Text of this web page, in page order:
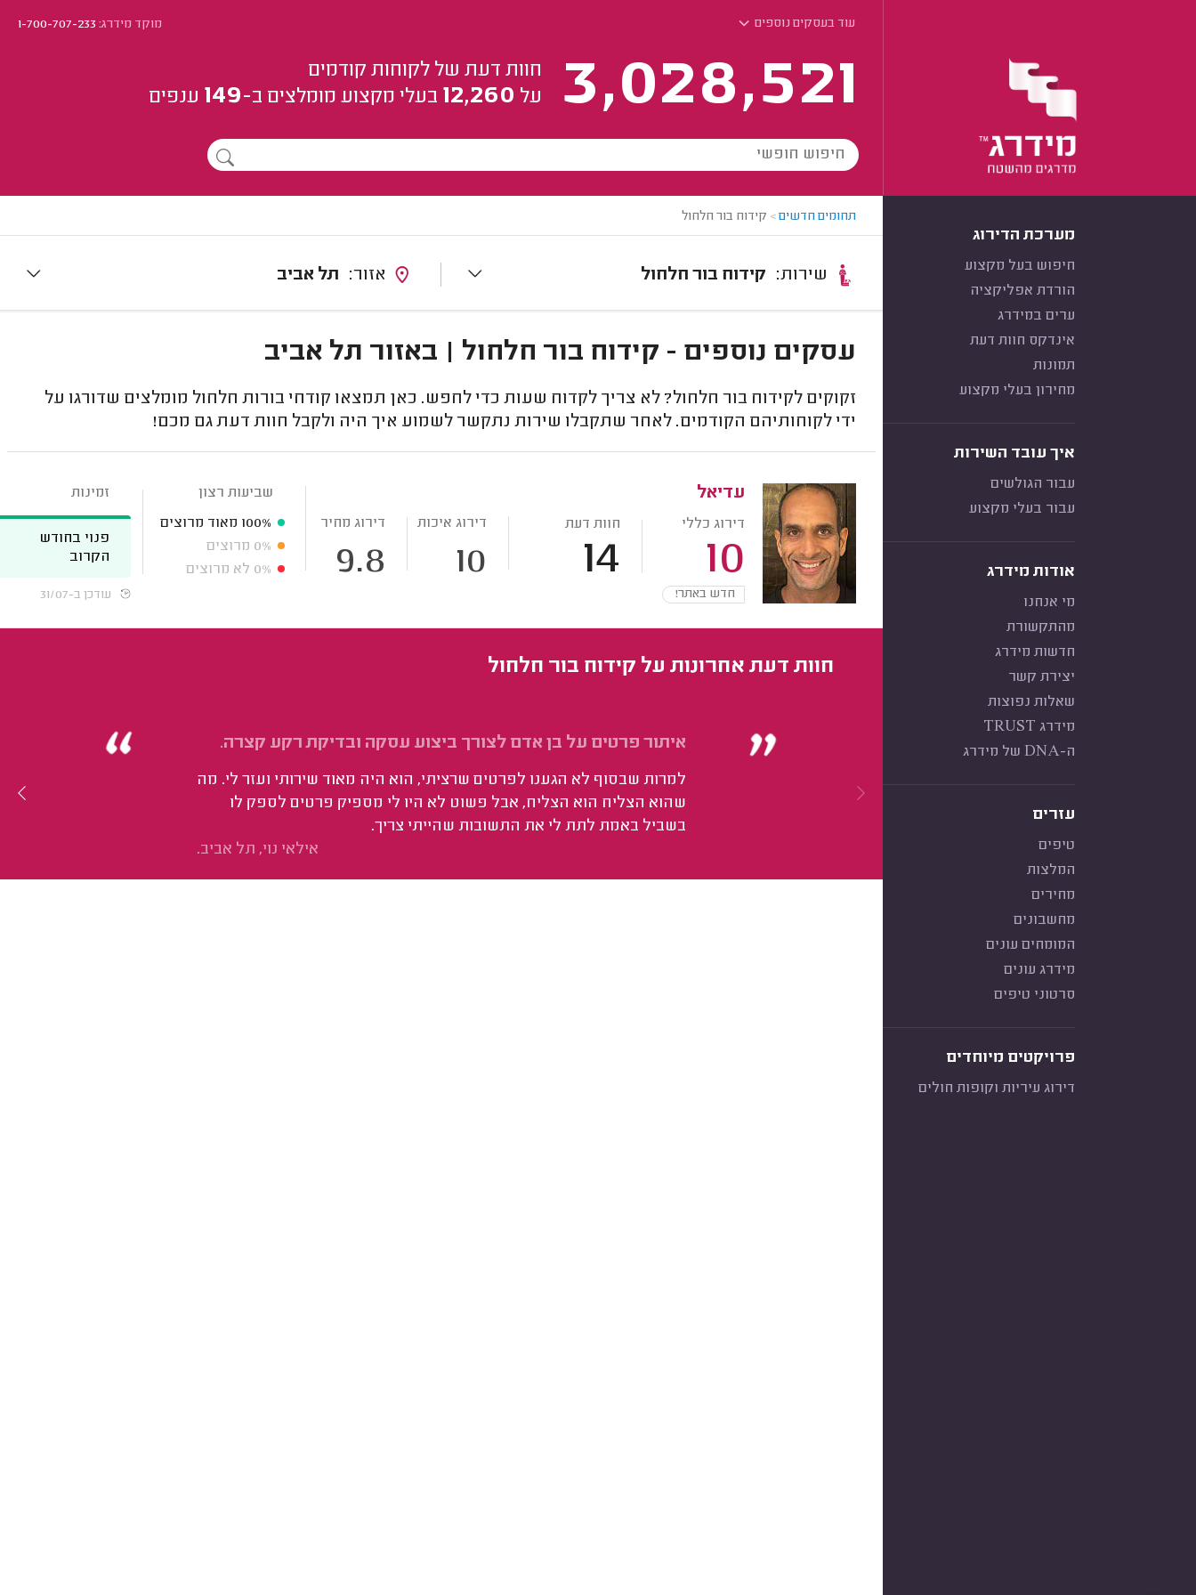
עוד בעסקים נוספים מוקד מידרג:1-700-707-233
3,028,521
חוות דעת של לקוחות קודמים
על 12,260 בעלי מקצוע מומלצים ב-149 ענפים
מערכת הדירוג
חיפוש בעל מקצוע
הורדת אפליקציה
ערים במידרג
אינדקס חוות דעת
תמונות
מחירון בעלי מקצוע
איך עובד השירות
עבור הגולשים
עבור בעלי מקצוע
אודות מידרג
מי אנחנו
מהתקשורת
חדשות מידרג
יצירת קשר
שאלות נפוצות
מידרג TRUST
ה-DNA של מידרג
עזרים
טיפים
המלצות
מחירים
מחשבונים
המומחים עונים
מידרג עונים
סרטוני טיפים
פרויקטים מיוחדים
דירוג עיריות וקופות חולים
תחומים חדשים> קידוח בור חלחול
קידוח בור חלחול תל אביב
עסקים נוספים - קידוח בור חלחול | באזור תל אביב
זקוקים לקידוח בור חלחול? לא צריך לקדוח שעות כדי לחפש. כאן תמצאו קודחי בורות חלחול מומלצים שדורגו על
ידי לקוחותיהם הקודמים. לאחר שתקבלו שירות נתקשר לשמוע איך היה ולקבל חוות דעת גם מכם!
עדיאל
דירוג כללי
10
חוות דעת
14
דירוג איכות
10
דירוג מחיר
9.8
חדש באתר!
שביעות רצון
100% מאוד מרוצים
0% מרוצים
0% לא מרוצים
זמינות
פנוי בחודש
הקרוב
עודכן ב-31/07
חוות דעת אחרונות על קידוח בור חלחול
איתור פרטים על בן אדם לצורך ביצוע עסקה ובדיקת רקע קצרה.
למרות שבסוף לא הגענו לפרטים שרציתי, הוא היה מאוד שירותי ועזר לי. מה
שהוא הצליח הוא הצליח, אבל פשוט לא היו לי מספיק פרטים לספק לו
בשביל באמת לתת לי את התשובות שהייתי צריך.
אילאי נוי, תל אביב.